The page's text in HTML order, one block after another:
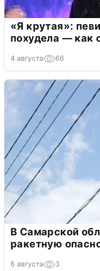
«Я крутая»:
похудела — как
4 августа 66
В Самарской
ракетную
6 августа 3